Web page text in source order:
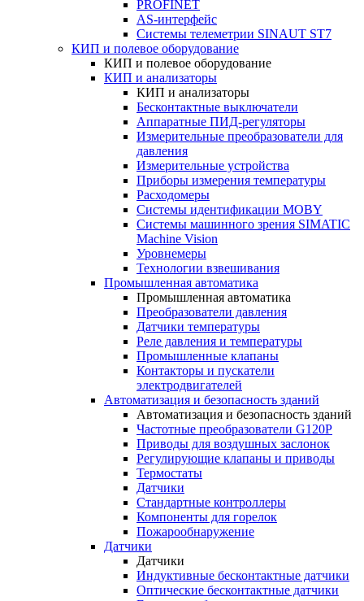
PROFINET
AS-интерфейс
Системы телеметрии SINAUT ST7
КИП и полевое оборудование
КИП и полевое оборудование
КИП и анализаторы
КИП и анализаторы
Бесконтактные выключатели
Аппаратные ПИД-регуляторы
Измерительные преобразователи для
давления
Измерительные устройства
Приборы измерения температуры
Расходомеры
Системы идентификации MOBY
Системы машинного зрения SIMATIC
Machine Vision
Уровнемеры
Технологии взвешивания
Промышленная автоматика
Промышленная автоматика
Преобразователи давления
Датчики температуры
Реле давления и температуры
Промышленные клапаны
Контакторы и пускатели
электродвигателей
Автоматизация и безопасность зданий
Автоматизация и безопасность зданий
Частотные преобразователи G120P
Приводы для воздушных заслонок
Регулирующие клапаны и приводы
Термостаты
Датчики
Стандартные контроллеры
Компоненты для горелок
Пожарообнаружение
Датчики
Датчики
Индуктивные бесконтактные датчики
Оптические бесконтактные датчики